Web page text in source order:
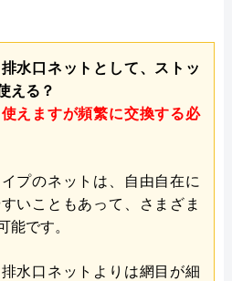
排水口ネットとして、ストッ
える？
使えますが頻繁に交換する必
プのネットは、自由自在に
いこともあって、さまざま
能です。
水口ネットよりは網目が細